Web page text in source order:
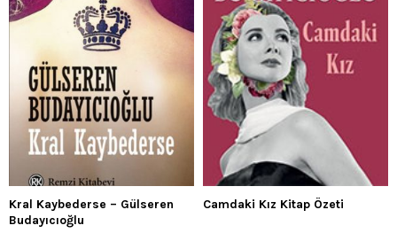
Kral Kaybederse – Gülseren
Budayıcıoğlu
Camdaki Kız Kitap Özeti